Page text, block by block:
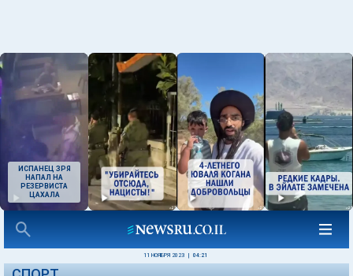
ИСПАНЕЦ ЗРЯ
НАПАЛ НА
РЕЗЕРВИСТА
ЦАХАЛА
11 НОЯБРЯ 2023 04:21